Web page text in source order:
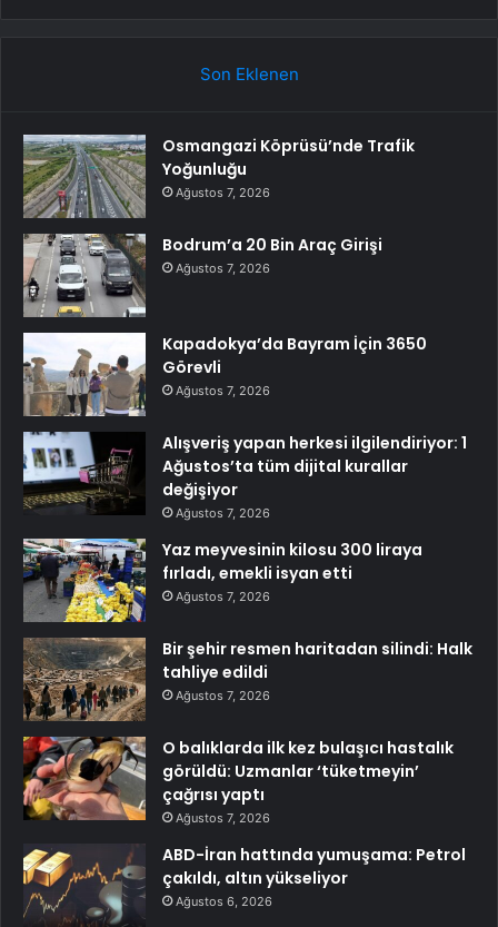
Son Eklenen
Osmangazi Köprüsü’nde Trafik
Yoğunluğu
Ağustos 7, 2026
Bodrum’a 20 Bin Araç Girişi
Ağustos 7, 2026
Kapadokya’da Bayram İçin 3650
Görevli
Ağustos 7, 2026
Alışveriş yapan herkesi ilgilendiriyor: 1
Ağustos’ta tüm dijital kurallar
değişiyor
Ağustos 7, 2026
Yaz meyvesinin kilosu 300 liraya
fırladı, emekli isyan etti
Ağustos 7, 2026
Bir şehir resmen haritadan silindi: Halk
tahliye edildi
Ağustos 7, 2026
O balıklarda ilk kez bulaşıcı hastalık
görüldü: Uzmanlar ‘tüketmeyin’
çağrısı yaptı
Ağustos 7, 2026
ABD-İran hattında yumuşama: Petrol
çakıldı, altın yükseliyor
Ağustos 6, 2026